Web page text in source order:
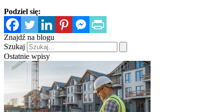
Podziel się:
Znajdź na blogu
Szukaj
Ostatnie wpisy